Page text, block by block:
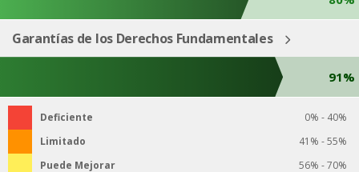
Garantías de los Derechos Fundamentales
91%
Deficiente
0% - 40%
Limitado
41% - 55%
Puede Mejorar
56% - 70%